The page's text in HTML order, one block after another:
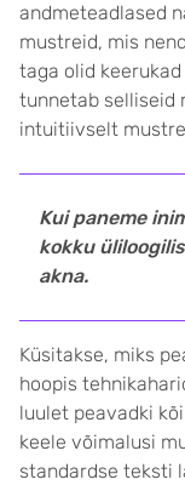
andmeteadlased
mustreid, mis
taga olid
tunnetab selliseid
intuitiivselt
Kui paneme
kokku
akna.
Küsitakse, miks
hoopis
luulet peavadki
keele võimalusi
standardse teksti